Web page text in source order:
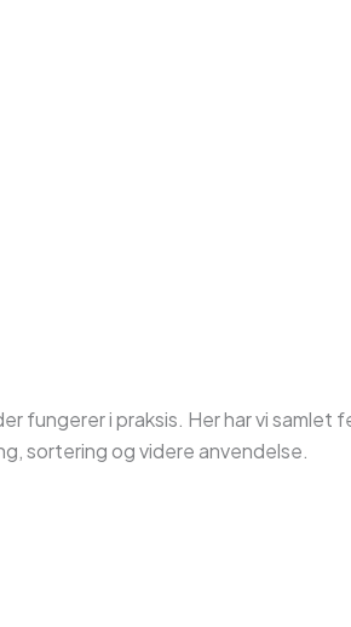
i praksis. Her har vi samlet
sortering og videre anvendelse.